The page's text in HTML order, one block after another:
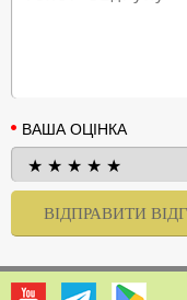
ВАША ОЦІНКА